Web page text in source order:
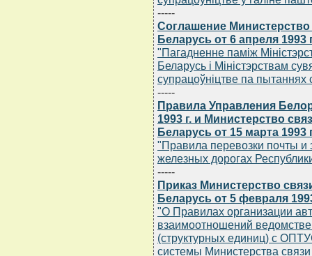
-----
Соглашение
Беларусь от 6 апреля 1993
"Пагадненне памiж
Беларусь i Мiнiстэрствам
супрацоўнiцтве па пытаннях
-----
Правила Управления
1993 г. и Министерство
Беларусь от 15 марта 1993
"Правила перевозки почты и
железных дорогах
-----
Приказ Министерство
Беларусь от 5 февраля
"О Правилах организации
взаимоотношений
(структурных единиц) с
системы Министерства